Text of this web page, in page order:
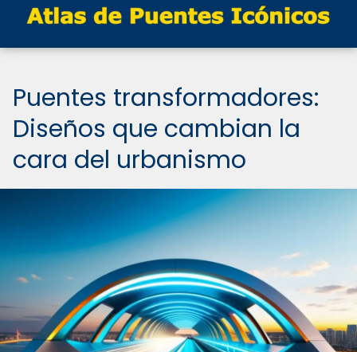
Puentes transformadores:
Diseños que cambian la
cara del urbanismo